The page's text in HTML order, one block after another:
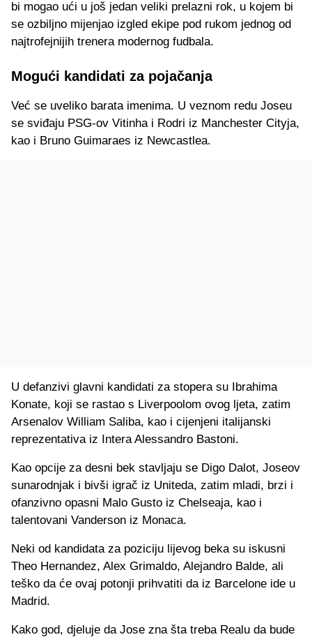
bi mogao ući u još jedan veliki prelazni rok, u kojem bi
se ozbiljno mijenjao izgled ekipe pod rukom jednog od
najtrofejnijih trenera modernog fudbala.
Mogući kandidati za pojačanja
Već se uveliko barata imenima. U veznom redu Joseu
se sviđaju PSG-ov Vitinha i Rodri iz Manchester Cityja,
kao i Bruno Guimaraes iz Newcastlea.
U defanzivi glavni kandidati za stopera su Ibrahima
Konate, koji se rastao s Liverpoolom ovog ljeta, zatim
Arsenalov William Saliba, kao i cijenjeni italijanski
reprezentativa iz Intera Alessandro Bastoni.
Kao opcije za desni bek stavljaju se Digo Dalot, Joseov
sunarodnjak i bivši igrač iz Uniteda, zatim mladi, brzi i
ofanzivno opasni Malo Gusto iz Chelseaja, kao i
talentovani Vanderson iz Monaca.
Neki od kandidata za poziciju lijevog beka su iskusni
Theo Hernandez, Alex Grimaldo, Alejandro Balde, ali
teško da će ovaj potonji prihvatiti da iz Barcelone ide u
Madrid.
Kako god, djeluje da Jose zna šta treba Realu da bude